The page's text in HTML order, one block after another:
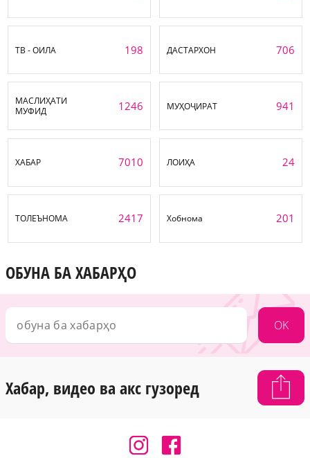
ТВ - ОИЛА 198 ДАСТАРХОН 706
МАСЛИҲАТИ
МУФИД
1246 МУҲОҶИРАТ 941
ХАБАР 7010 ЛОИҲА 24
ТОЛЕЪНОМА 2417 Хобнома 201
ОБУНА БА ХАБАРҲО
OK
Хабар, видео ва акс гузоред